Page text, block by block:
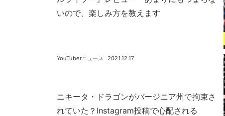
いので、楽しみ方を教えます
ニキータ・ドラゴンがバージニア州で拘束さ
れていた？Instagram投稿で心配される
2021.12.17
YouTuberニュース